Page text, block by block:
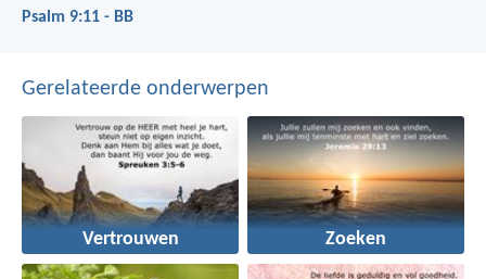
Psalm 9:11 - BB
Gerelateerde onderwerpen
Vertrouwen Zoeken